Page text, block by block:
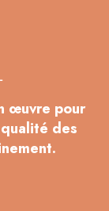
œuvre pour
des